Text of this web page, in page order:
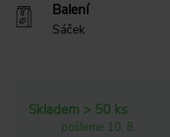
Balení
Sáček
Skladem > 50 ks
pošleme 10. 8.